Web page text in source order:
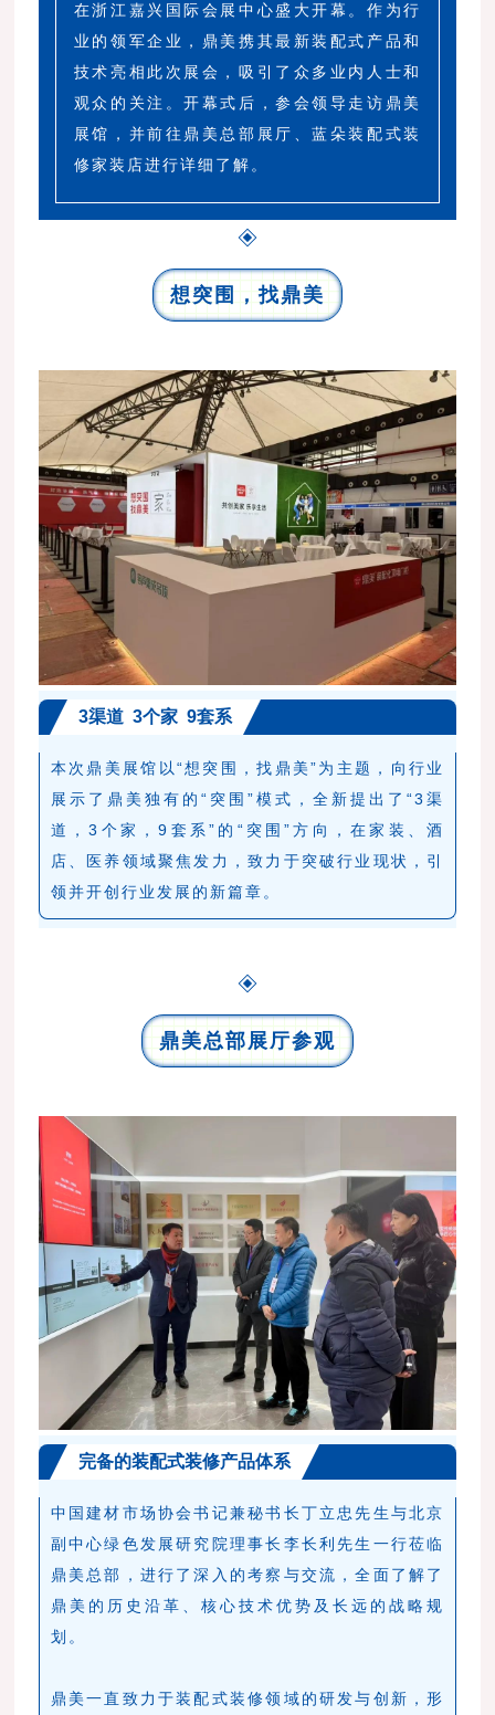
在浙江嘉兴国际会展中心盛大开幕。作为行
业的领军企业，鼎美携其最新装配式产品和
技术亮相此次展会，吸引了众多业内人士和
观众的关注。开幕式后，参会领导走访鼎美
展馆，并前往鼎美总部展厅、蓝朵装配式装
修家装店进行详细了解。
想突围，找鼎美
3渠道 3个家 9套系
本次鼎美展馆以“想突围，找鼎美”为主题，向行业
展示了鼎美独有的“突围”模式，全新提出了“3渠
道，3个家，9套系”的“突围”方向，在家装、酒
店、医养领域聚焦发力，致力于突破行业现状，引
领并开创行业发展的新篇章。
鼎美总部展厅参观
完备的装配式装修产品体系
中国建材市场协会书记兼秘书长丁立忠先生与北京
副中心绿色发展研究院理事长李长利先生一行莅临
鼎美总部，进行了深入的考察与交流，全面了解了
鼎美的历史沿革、核心技术优势及长远的战略规
划。
鼎美一直致力于装配式装修领域的研发与创新，形